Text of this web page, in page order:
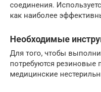
соединения.
как наиболее
Необходимые
Для того, чтобы
потребуются резиновые
медицинские